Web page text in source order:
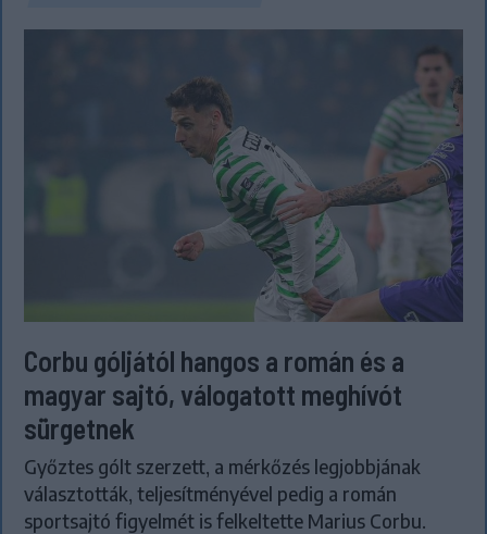
Corbu góljától hangos a román és a
magyar sajtó, válogatott meghívót
sürgetnek
Győztes gólt szerzett, a mérkőzés legjobbjának
választották, teljesítményével pedig a román
sportsajtó figyelmét is felkeltette Marius Corbu.